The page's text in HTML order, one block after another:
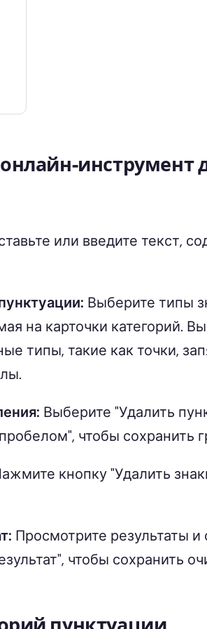
инструмент
или введите текст,
Выберите типы
на карточки категорий.
типы, такие как точки,
Выберите "Удалить
чтобы сохранить
кнопку "Удалить
Просмотрите результаты и
чтобы сохранить